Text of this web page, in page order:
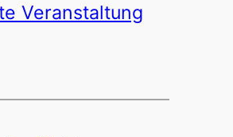
Veranstaltung